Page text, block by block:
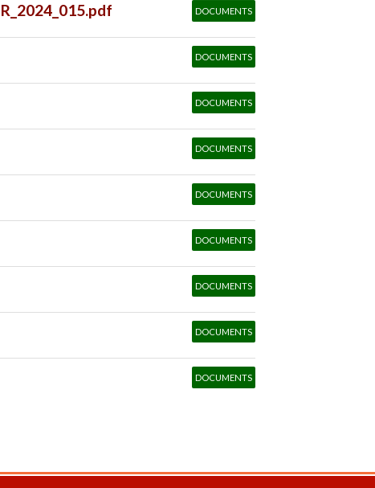
DOCUMENTS
DOCUMENTS
DOCUMENTS
DOCUMENTS
DOCUMENTS
DOCUMENTS
DOCUMENTS
DOCUMENTS
DOCUMENTS